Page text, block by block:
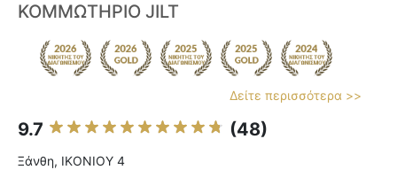
ΚΟΜΜΩΤΗΡΙΟ JILT
Δείτε περισσότερα >>
9.7 (48)
Ξάνθη, ΙΚΟΝΙΟΥ 4